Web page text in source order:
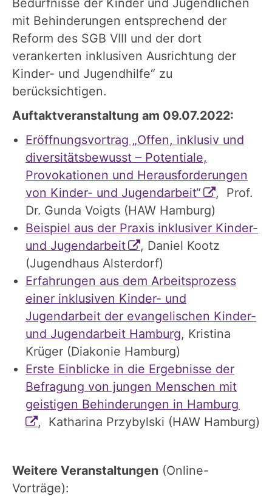
mit Behinderungen entsprechend der
Reform des SGB VIII und der dort
verankerten inklusiven Ausrichtung der
Kinder- und Jugendhilfe“ zu
berücksichtigen.
Auftaktveranstaltung am 09.07.2022:
Eröffnungsvortrag „Offen, inklusiv und
diversitätsbewusst – Potentiale,
Provokationen und Herausforderungen
von Kinder- und Jugendarbeit“
, Prof.
Dr. Gunda Voigts (HAW Hamburg)
Beispiel aus der Praxis inklusiver Kinder-
und Jugendarbeit
, Daniel Kootz
(Jugendhaus Alsterdorf)
Erfahrungen aus dem Arbeitsprozess
einer inklusiven Kinder- und
Jugendarbeit der evangelischen Kinder-
und Jugendarbeit Hamburg, Kristina
Krüger (Diakonie Hamburg)
Erste Einblicke in die Ergebnisse der
Befragung von jungen Menschen mit
geistigen Behinderungen in Hamburg
, Katharina Przybylski (HAW Hamburg)
Weitere Veranstaltungen (Online-
Vorträge):